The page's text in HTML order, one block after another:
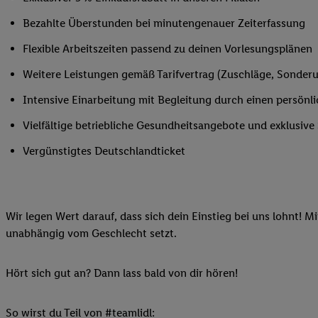
Bezahlte Überstunden bei minutengenauer Zeiterfassung
Flexible Arbeitszeiten passend zu deinen Vorlesungsplänen
Weitere Leistungen gemäß Tarifvertrag (Zuschläge,
Intensive Einarbeitung mit Begleitung durch einen
Vielfältige betriebliche Gesundheitsangebote und
Vergünstigtes Deutschlandticket
Wir legen Wert darauf, dass sich dein Einstieg bei uns lohnt!
unabhängig vom Geschlecht setzt.
Hört sich gut an? Dann lass bald von dir hören!
So wirst du Teil von #teamlidl:
auch Ihre in einen
Zudem erlauben Sie
Sie verfügbar ist.
Adresse und einer
Lidl-Diensten zu
Marketing“ am
Klick auf